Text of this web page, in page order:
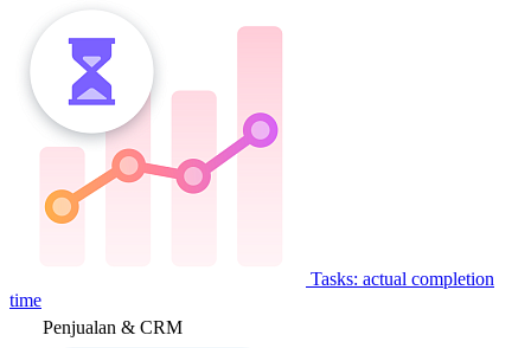
Tasks: actual completion
time
Penjualan & CRM